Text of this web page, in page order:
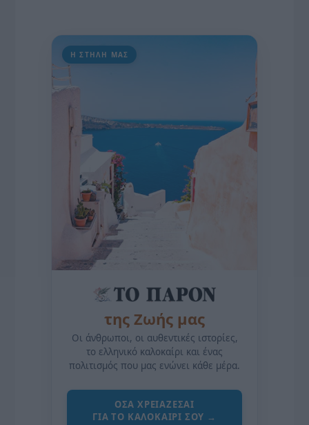
Η ΣΤΗΛΗ ΜΑΣ
της Ζωής μας
Οι άνθρωποι, οι αυθεντικές ιστορίες,
το ελληνικό καλοκαίρι και ένας
πολιτισμός που μας ενώνει κάθε μέρα.
ΌΣΑ ΧΡΕΙΆΖΕΣΑΙ
ΓΙΑ ΤΟ ΚΑΛΟΚΑΊΡΙ ΣΟΥ →